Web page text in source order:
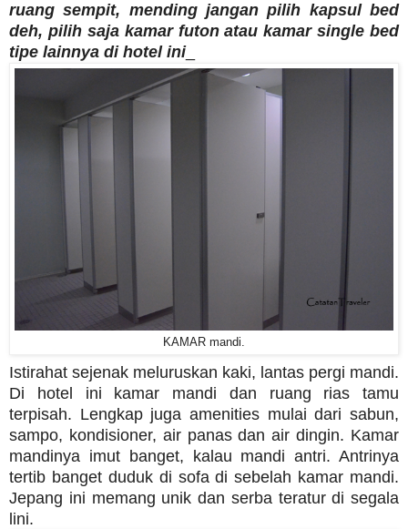
ruang sempit, mending jangan pilih kapsul bed
deh, pilih saja kamar futon atau kamar single bed
tipe lainnya di hotel ini_
KAMAR mandi.
Istirahat sejenak meluruskan kaki, lantas pergi mandi.
Di hotel ini kamar mandi dan ruang rias tamu
terpisah. Lengkap juga amenities mulai dari sabun,
sampo, kondisioner, air panas dan air dingin. Kamar
mandinya imut banget, kalau mandi antri. Antrinya
tertib banget duduk di sofa di sebelah kamar mandi.
Jepang ini memang unik dan serba teratur di segala
lini.